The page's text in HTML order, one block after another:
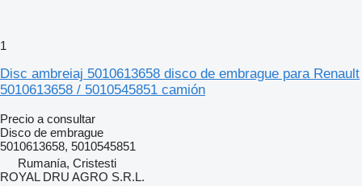
1
Disc ambreiaj 5010613658 disco de embrague para Renault
5010613658 / 5010545851 camión
Precio a consultar
Disco de embrague
5010613658, 5010545851
Rumanía, Cristesti
ROYAL DRU AGRO S.R.L.